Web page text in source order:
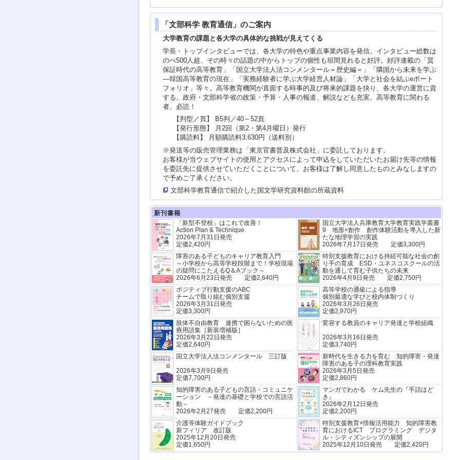
「文部科学 教育通信」のご案内
大学教育の課題と各大学の具体的な挑戦が見えてくる
学長・トップインタビューでは、各大学の特色や重点事業内容を発信。インタビュー総数は
のべ500人超、その時々の話題の中からトップの個性も垣間見れると好評。好評連載の「質
保証時代の高等教育」「国立大学法人法コンメンタール＝歴史編＝」「隣国から未来を学ぶ
―韓国高等教育の現在」「実務経験者に学ぶ大学経営人材論」「大学と社会を結ぶeポート
フォリオ」等々。高等教育機関が直面する時事的及び将来的課題を抉り、各大学の運営に資
する。政府・文部科学省の政策・予算・人事の報道、解説なども充実。高等教育に関わる
者、必読！
【判型／頁】 B5判／40～52頁
【発行形態】 月2回（第2・第4月曜日）発行
【購読料】 月額購読料3,630円（送料別）
※発送等の販売管理業務は「東京官書普及株式会社」に委託しております。
お客様が当ウェブサイトの使用とアクセスによって申込をしていただいたお届け先等の情報
を委託先に提供させていただくことについて、お客様は了解し同意したものとみなしますの
で予めご了承ください。
文部科学教育通信で紹介した国文学研究資料館の所蔵資料
新刊書籍
「新型不登校」はこれで改善！
Action Plan & Technique
2026年7月31日発売
定価2,420円
国立大学法人兵庫教育大学教育実践学叢書
9 地形×創作 創作体験活動を導入した新
たな地理学習の実践
2026年7月17日発売 定価3,300円
障害のある子どものキャリア教育入門
～小学校から高等学校段階まで！学校現場
の疑問にこたえるQ＆Aブック～
2026年6月23日発売 定価2,640円
特別支援教育における持続可能な社会の創
り手の育成 ESD・ユネスコスクールの活
動を通して育む子供たちの未来
2026年4月9日発売 定価2,750円
ポジティブ行動支援のABC
チームで取り組む個別支援
2026年3月31日発売
定価3,300円
高等学校の通級による指導
個別最適な学びと校内体制づくり
2026年3月26日発売
定価2,970円
肢体不自由教育 連携で困らないための医
療用語集［新装増補版］
2026年3月22日発売
定価2,640円
変容する教員のキャリア発達と学校組織
2026年3月16日発売
定価3,740円
国立大学法人法コンメンタール 三訂版
2026年3月9日発売
定価7,700円
新時代を生きる力を育む 知的障害・発達
障害のある子の理科教育実践
2026年3月5日発売
定価2,860円
知的障害のある子どもの言語・コミュニケ
ーション －発達の基礎と学校での言語活
動－
2026年2月27発売 定価2,200円
マンガでわかる ケム先生の『手話ほど
き』
2026年2月12日発売
定価2,200円
介護等体験ガイドブック
新フィリア 改訂版
2025年12月20日発売
定価1,650円
特別支援教育×情報活用能力 知的障害教
育におけるICT プログラミング デジタ
ル・シティズンシップの展開
2025年12月10日発売 定価2,420円